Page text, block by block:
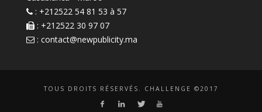
: +212522 54 81 53 à 57
: +212522 30 97 07
: contact@newpublicity.ma
TOUS DROITS RÉSERVÉS. CHALLENGE ©2017